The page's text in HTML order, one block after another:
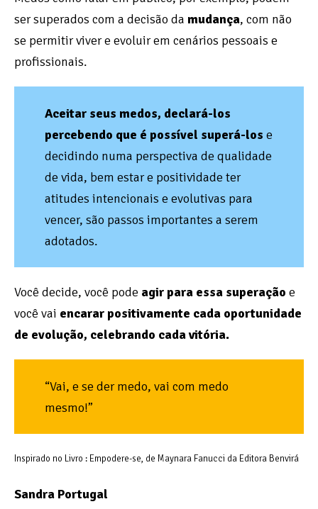
ser superados com a decisão da mudança, com não
se permitir viver e evoluir em cenários pessoais e
profissionais.
Aceitar seus medos, declará-los
percebendo que é possível superá-los e
decidindo numa perspectiva de qualidade
de vida, bem estar e positividade ter
atitudes intencionais e evolutivas para
vencer, são passos importantes a serem
adotados.
Você decide, você pode agir para essa superação e
você vai encarar positivamente cada oportunidade
de evolução, celebrando cada vitória.
“Vai, e se der medo, vai com medo
mesmo!”
Inspirado no Livro : Empodere-se, de Maynara Fanucci da Editora Benvirá
Sandra Portugal